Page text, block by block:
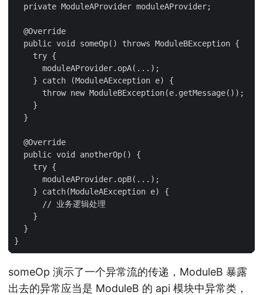
  private ModuleAProvider moduleAProvider;
  @Override
  public void someOp() throws ModuleBException {
    try {
      moduleAProvider.opA(...);
    } catch (ModuleAException e) {
      throw new ModuleBException(e.getMessage());
    }
  }
  @Override
  public void anotherOp() {
    try {
      moduleAProvider.opB(...);
    } catch(ModuleAException e) {
      // 业务逻辑处理
    }
  }
someOp 演示了一个异常流的传递，ModuleB 暴露
出去的异常应当是 ModuleB 的 api 模块中异常类，